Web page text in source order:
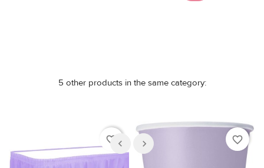
5 other products in the same category:
favorite_border favorite_border